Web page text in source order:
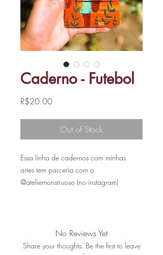
Caderno - Futebol
R$20.00Price
Out of Stock
Essa linha de cadernos com minhas
artes tem parceria com o
@ateliemonstruoso (no instagram)
- Capa flexível em papel Pedra Sabão
180g/m²;
No Reviews Yet
Share your thoughts. Be the first to leave